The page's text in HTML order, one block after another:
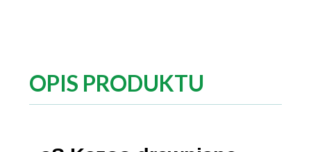
OPIS PRODUKTU